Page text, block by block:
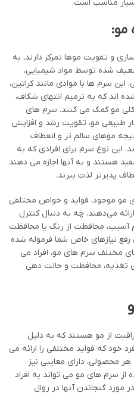
مناسب است.
مو:
و تقویت موها تمرکز دارند، به
شده توسط مواد شیمیایی،
این سرم ها با موادی مانند کراتین،
اند که به ترمیم انتهای شکاف،
مو کمک می کنند. سرم های
طبیعی مو، تقویت رشد و افزایش
موهای سالم تر و انعطاف
این نوع سرم برای افرادی که به
هستند و به آنها اجازه می دهند
پذیرتر لذت ببرند.
مو موجود، فواید و خواص مختلفی
می‌دهند. چه به دنبال کنترل
آسیب، محافظت از رنگ یا محافظت
رفع نیازهای خاص شما فرموله شده
مختلف سرم های مو، افراد می
تغذیه، محافظت و حالت دهی
از مو هستند که به دلیل
خود که فواید مختلفی را ارائه می
محصولی، دارای معایبی نیز
از سرم های مو می تواند به افراد
مورد گنجاندن آنها در روال